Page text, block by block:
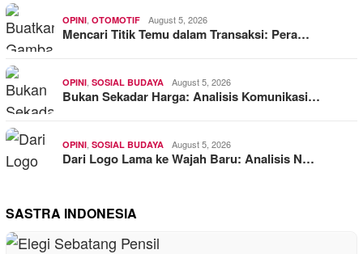
OPINI OTOMOTIF August 5, 2026
Mencari Titik Temu dalam Transaksi: Pera…
OPINI SOSIAL BUDAYA August 5, 2026
Bukan Sekadar Harga: Analisis Komunikasi…
OPINI SOSIAL BUDAYA August 5, 2026
Dari Logo Lama ke Wajah Baru: Analisis N…
SASTRA INDONESIA